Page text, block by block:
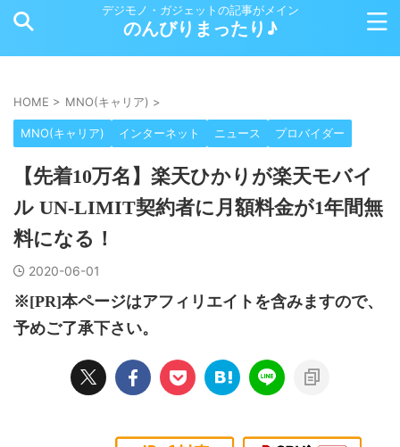
デジモノ・ガジェットの記事がメイン
のんびりまったり♪
HOME > MNO(キャリア) >
MNO(キャリア) インターネット ニュース プロバイダー
【先着10万名】楽天ひかりが楽天モバイ
ル UN-LIMIT契約者に月額料金が1年間無
料になる！
2020-06-01
※[PR]本ページはアフィリエイトを含みますので、
予めご了承下さい。